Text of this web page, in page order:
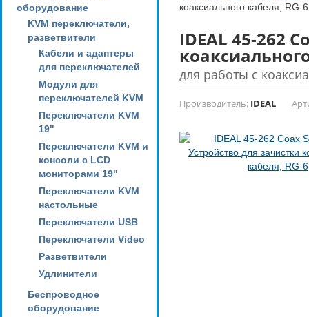
оборудование
KVM переключатели,
разветвители
Кабели и адаптеры
для переключателей
Модули для
переключателей KVM
Переключатели KVM
19"
Переключатели KVM и
консоли с LCD
мониторами 19"
Переключатели KVM
настольные
Переключатели USB
Переключатели Video
Разветвители
Удлинители
Беспроводное
оборудование
коаксиального кабеля, RG-6
IDEAL 45-262
для работы с
Производитель: IDEAL